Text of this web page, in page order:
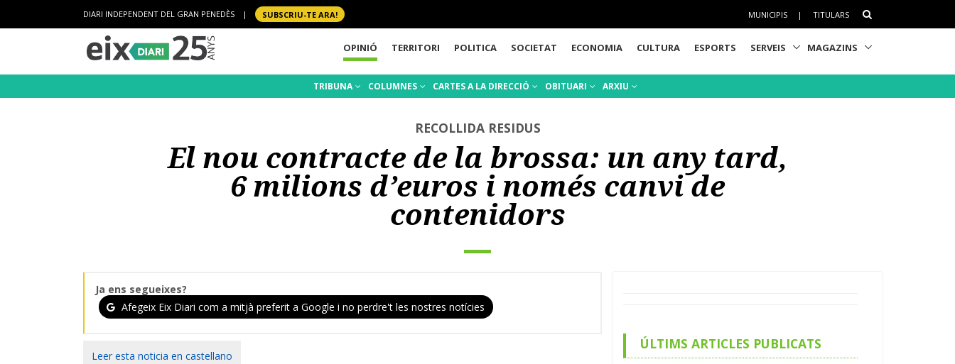
DIARI INDEPENDENT DEL GRAN PENEDÈS | SUBSCRIU-TE ARA! MUNICIPIS | TITULARS
OPINIÓ TERRITORI POLITICA SOCIETAT ECONOMIA CULTURA ESPORTS SERVEIS MAGAZINS
TRIBUNA COLUMNES CARTES A LA DIRECCIÓ OBITUARI ARXIU
RECOLLIDA RESIDUS
El nou contracte de la brossa: un any tard,
6 milions d’euros i només canvi de
contenidors
Ja ens segueixes?
Afegeix Eix Diari com a mitjà preferit a Google i no perdre't les nostres notícies
Leer esta noticia en castellano
ÚLTIMS ARTICLES PUBLICATS